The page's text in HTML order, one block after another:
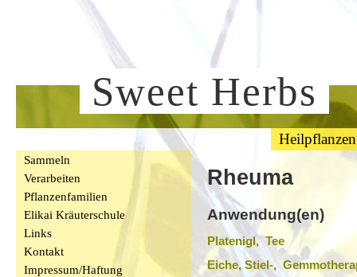
Sweet Herbs
Heilpflanzen
Sammeln
Verarbeiten
Pflanzenfamilien
Elikai Kräuterschule
Links
Kontakt
Impressum/Haftung
Rheuma
Anwendung(en)
Platenigl, Tee
Eiche, Stiel-,